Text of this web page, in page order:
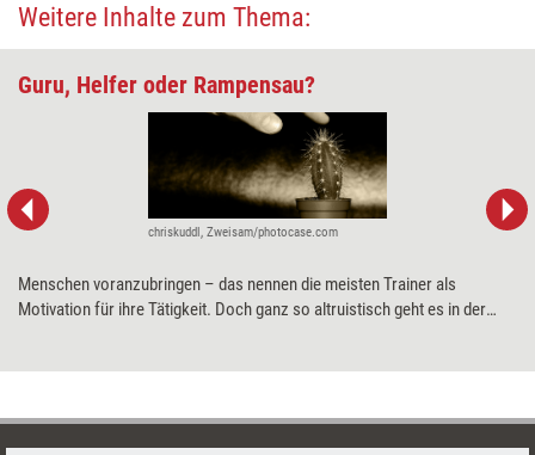
Weitere Inhalte zum Thema:
Guru, Helfer oder Rampensau?
chriskuddl, Zweisam/photocase.com
Menschen voranzubringen – das nennen die meisten Trainer als
Motivation für ihre Tätigkeit. Doch ganz so altruistisch geht es in der